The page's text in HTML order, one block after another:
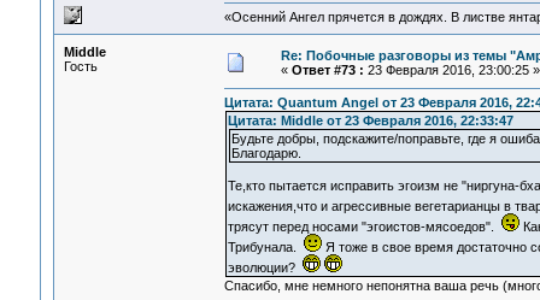
«Осенний Ангел прячется в дождях. В листве
Middle
Гость
Re: Побочные разговоры из темы
« Ответ #73 : 23 Февраля 2016, 23:00:25 »
Цитата: Quantum Angel от 23 Февраля 2016,
Цитата: Middle от 23 Февраля 2016, 22:33:47
Будьте добры, подскажите/поправьте, где я
Благодарю.
Те,кто пытается исправить эгоизм не "ниргуна-
искажения,что и агрессивные вегетарианцы в
трясут перед носами "эгоистов-мясоедов".
Трибунала.
Я тоже в свое время достаточно
эволюции?
Спасибо, мне немного непонятна ваша речь